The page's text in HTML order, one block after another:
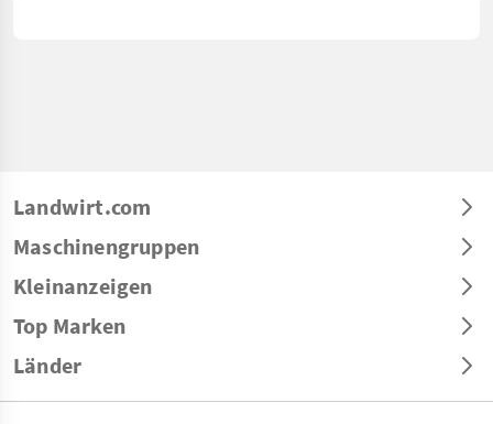
Landwirt.com
Maschinengruppen
Kleinanzeigen
Top Marken
Länder